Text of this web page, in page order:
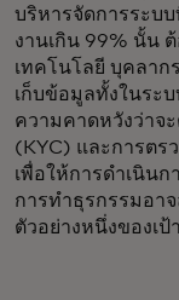
บริหารจัดการระบ
งานเกิน 99% นั้น
เทคโนโลยี บุคลา
เก็บข้อมูลทั้งในระ
ความคาดหวังว่าจ
(KYC) และการตร
เพื่อให้การดำเนิน
การทำธุรกรรมอา
ตัวอย่างหนึ่งของเ